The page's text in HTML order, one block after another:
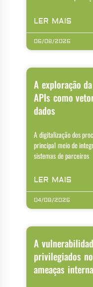
LER MAIS
06/08/2026
A exploração
APIs como
dados
A digitalização dos
principal meio de
sistemas de parceiros
LER MAIS
04/08/2026
A
privilegiados
ameaças